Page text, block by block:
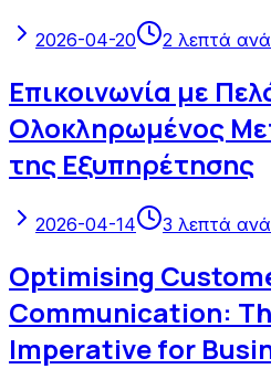
2026-04-20 2 λεπτά
Επικοινωνία με
Ολοκληρωμένος
της Εξυπηρέτησης
2026-04-14 3 λεπτά
Optimising
Communication:
Imperative for